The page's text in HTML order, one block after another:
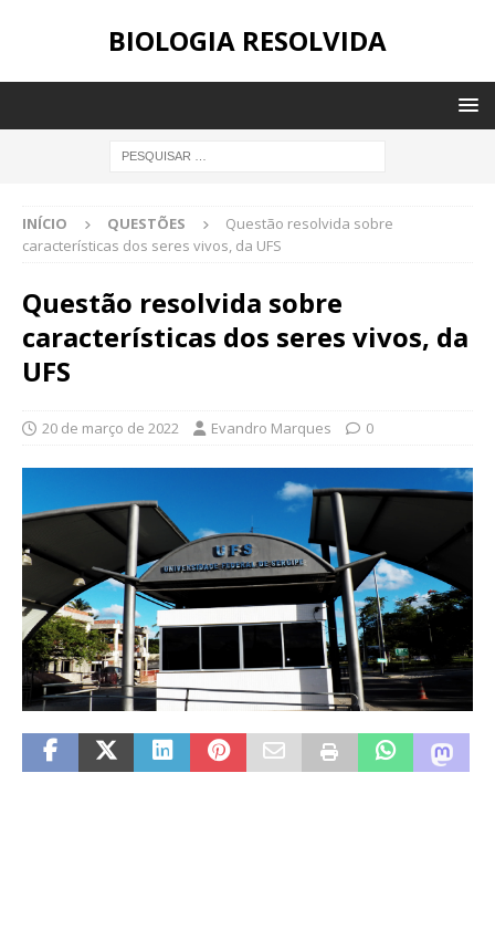
BIOLOGIA RESOLVIDA
INÍCIO QUESTÕES
Questão resolvida sobre
características dos seres vivos, da UFS
Questão resolvida sobre
características dos seres vivos, da
UFS
20 de março de 2022 Evandro Marques 0